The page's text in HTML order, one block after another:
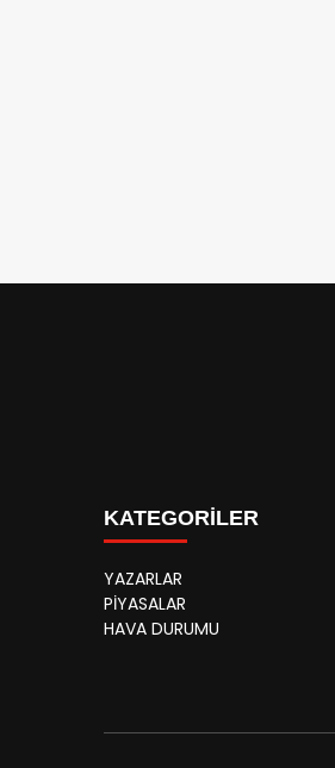
KATEGORİLER
YAZARLAR
PİYASALAR
HAVA DURUMU